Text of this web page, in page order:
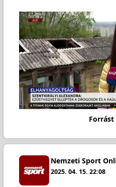
Nemzeti Sport
2025. 04. 15. 22:08